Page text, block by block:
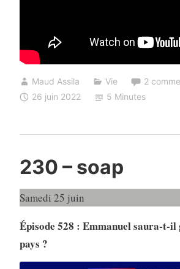
Maud Assila Vie
2
26 juin 2022
5 Minutes
230 – soap
Samedi 25 juin
Épisode 528 : Emmanuel saura-t-il
pays ?